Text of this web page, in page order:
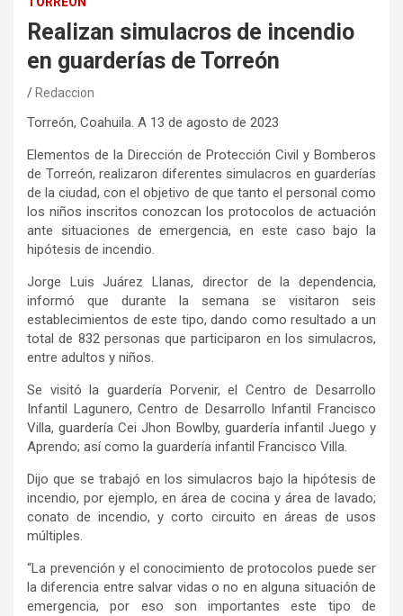
Realizan simulacros de incendio
en guarderías de Torreón
Redaccion
Torreón, Coahuila. A 13 de agosto de 2023
Elementos de la Dirección de Protección Civil y Bomberos
de Torreón, realizaron diferentes simulacros en guarderías
de la ciudad, con el objetivo de que tanto el personal como
los niños inscritos conozcan los protocolos de actuación
ante situaciones de emergencia, en este caso bajo la
hipótesis de incendio.
Jorge Luis Juárez Llanas, director de la dependencia,
informó que durante la semana se visitaron seis
establecimientos de este tipo, dando como resultado a un
total de 832 personas que participaron en los simulacros,
entre adultos y niños.
Se visitó la guardería Porvenir, el Centro de Desarrollo
Infantil Lagunero, Centro de Desarrollo Infantil Francisco
Villa, guardería Cei Jhon Bowlby, guardería infantil Juego y
Aprendo; así como la guardería infantil Francisco Villa.
Dijo que se trabajó en los simulacros bajo la hipótesis de
incendio, por ejemplo, en área de cocina y área de lavado;
conato de incendio, y corto circuito en áreas de usos
múltiples.
“La prevención y el conocimiento de protocolos puede ser
la diferencia entre salvar vidas o no en alguna situación de
emergencia, por eso son importantes este tipo de